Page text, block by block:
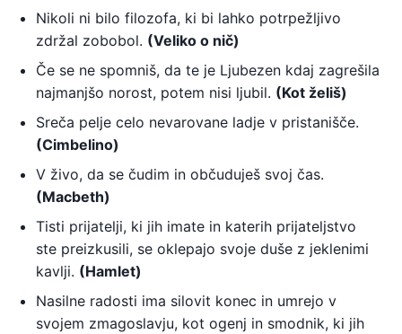
Nikoli ni bilo filozofa, ki bi lahko potrpežljivo
zdržal zobobol. (Veliko o nič)
Če se ne spomniš, da te je Ljubezen kdaj zagrešila
najmanjšo norost, potem nisi ljubil. (Kot želiš)
Sreča pelje celo nevarovane ladje v pristanišče.
(Cimbelino)
V živo, da se čudim in občuduješ svoj čas.
(Macbeth)
Tisti prijatelji, ki jih imate in katerih prijateljstvo
ste preizkusili, se oklepajo svoje duše z jeklenimi
kavlji. (Hamlet)
Nasilne radosti ima silovit konec in umrejo v
svojem zmagoslavju, kot ogenj in smodnik, ki jih